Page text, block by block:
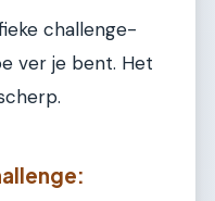
challenge-
ver je bent. Het